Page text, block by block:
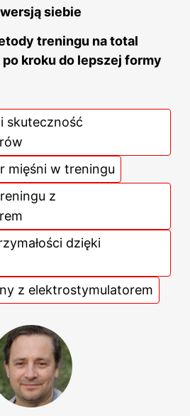
siebie
treningu na total
kroku do lepszej formy
skuteczność
mięśni w treningu
z
dzięki
z elektrostymulatorem